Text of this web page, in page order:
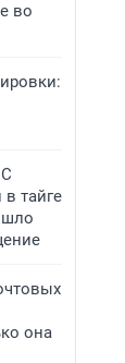
во
тайге
она